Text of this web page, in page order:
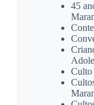
45
Culto